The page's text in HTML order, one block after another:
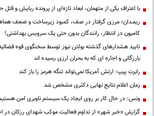
با اعتراف یکی از متهمان، ابعاد تازه‌ای از پرونده ربایش و
کامیون در انتظار، رانندگان بدون حتی یک سرویس بهداشتی!
تایید هشدارهای گذشته بولتن نیوز توسط سخنگوی قوه
بارزگانی و اجاره ای که به بحران ارزی رسیده اند
رابرت پیپ: ارتش آمریکا نمی‌تواند تنگه هرمز را باز کند
زمان اعلام نتایج نهایی دکتری مشخص شد
ونس: در حال کار بر روی ایجاد یک سیستم ناوبری امن
گزارش «خبر شهر» از تداوم فعالیت موکب شهدای رزکان در